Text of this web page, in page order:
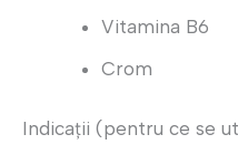
Vitamina B6
Crom
Indicații (pentru ce se